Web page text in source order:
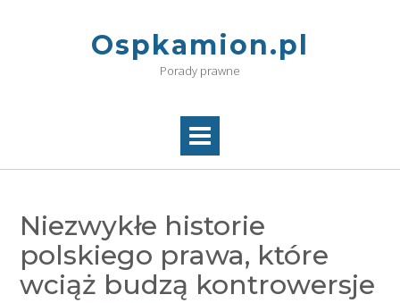
Ospkamion.pl
Porady prawne
Niezwykłe historie
polskiego prawa, które
wciąż budzą kontrowersje